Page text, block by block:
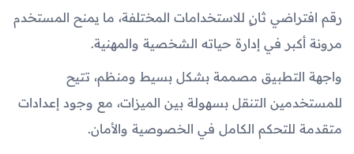
رقم افتراضي ثانٍ للاستخدامات المختلفة، ما يمنح المستخدم
مرونة أكبر في إدارة حياته الشخصية والمهنية.
واجهة التطبيق مصممة بشكل بسيط ومنظم، تتيح
للمستخدمين التنقل بسهولة بين الميزات، مع وجود إعدادات
متقدمة للتحكم الكامل في الخصوصية والأمان.